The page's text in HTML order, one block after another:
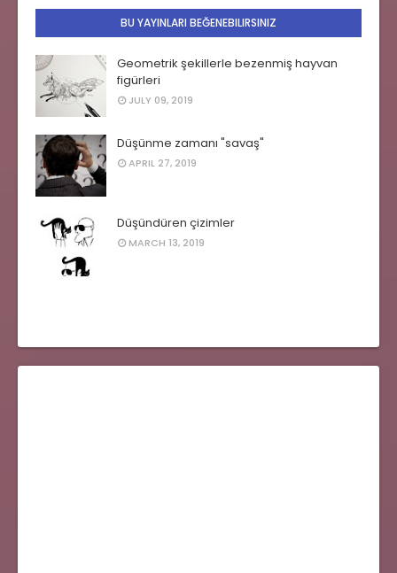
BU YAYINLARI BEĞENEBILIRSINIZ
Geometrik şekillerle bezenmiş hayvan
figürleri
JULY 09, 2019
Düşünme zamanı "savaş"
APRIL 27, 2019
Düşündüren çizimler
MARCH 13, 2019